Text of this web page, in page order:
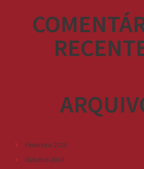
Fevereiro 2025
Outubro 2019